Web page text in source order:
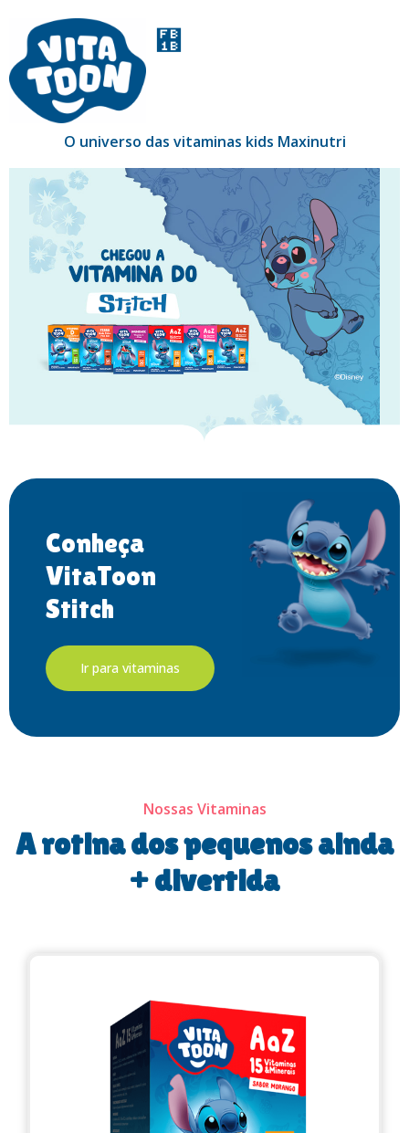
O universo das vitaminas kids Maxinutri
Conheça
VitaToon
Stitch
Ir para vitaminas
Nossas Vitaminas
A rotina dos pequenos ainda
+ divertida